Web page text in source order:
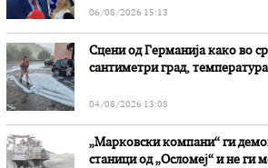
06/08/2026 15:13
Сцени од Германија како во
сантиметри град,
04/08/2026 13:08
„Марковски компани“ ги
станици од „Осломеј“ и не ги